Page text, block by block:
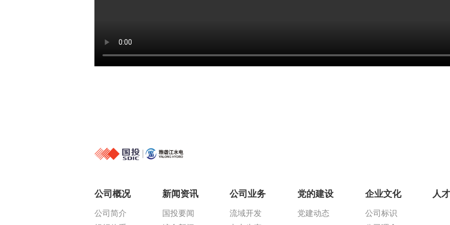
公司概况
公司简介
新闻资讯
国投要闻
公司业务
流域开发
党的建设
党建动态
企业文化
公司标识
人